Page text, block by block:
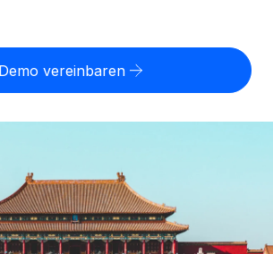
ohne Kosten für Niederlassungen
of Record
weltweite Arbeit mit Freelancer:innen
und Verwalten von
komplexen HR-Aufgaben
in allen US-Bundesstaaten
Payroll-Lösungen für wachsende
berechnen
berechnen
zu möglichen Währungen und
für globale Freelancer:innen
Demo vereinbaren